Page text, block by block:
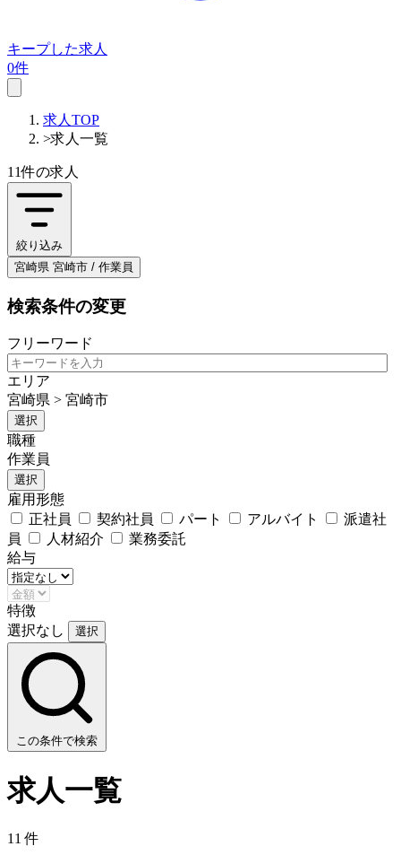
キープした求人
0件
求人TOP
>求人一覧
11件の求人
絞り込み
宮崎県 宮崎市 / 作業員
検索条件の変更
フリーワード
エリア
宮崎県 > 宮崎市
選択
職種
作業員
選択
雇用形態
正社員
契約社員 パート アルバイト
派遣社
員
人材紹介
業務委託
給与
特徴
選択なし
選択
この条件で検索
求人一覧
11 件